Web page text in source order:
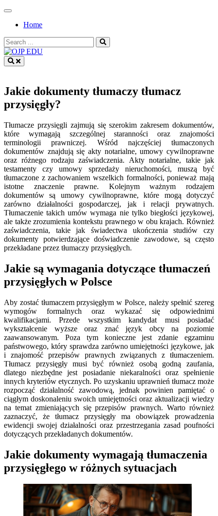
Skip
contentHome
Search
for:
Jakie dokumenty tłumaczy tłumacz
przysięgły?
Tłumacze przysięgli zajmują się szerokim zakresem dokumentów,
które wymagają szczególnej staranności oraz znajomości
terminologii prawniczej. Wśród najczęściej tłumaczonych
dokumentów znajdują się akty notarialne, umowy cywilnoprawne
oraz różnego rodzaju zaświadczenia. Akty notarialne, takie jak
testamenty czy umowy sprzedaży nieruchomości, muszą być
tłumaczone z zachowaniem wszelkich formalności, ponieważ mają
istotne znaczenie prawne. Kolejnym ważnym rodzajem
dokumentów są umowy cywilnoprawne, które mogą dotyczyć
zarówno działalności gospodarczej, jak i relacji prywatnych.
Tłumaczenie takich umów wymaga nie tylko biegłości językowej,
ale także zrozumienia kontekstu prawnego w obu krajach. Również
zaświadczenia, takie jak świadectwa ukończenia studiów czy
dokumenty potwierdzające doświadczenie zawodowe, są często
przekładane przez tłumaczy przysięgłych.
Jakie są wymagania dotyczące tłumaczeń
przysięgłych w Polsce
Aby zostać tłumaczem przysięgłym w Polsce, należy spełnić szereg
wymogów formalnych oraz wykazać się odpowiednimi
kwalifikacjami. Przede wszystkim kandydat musi posiadać
wykształcenie wyższe oraz znać język obcy na poziomie
zaawansowanym. Poza tym konieczne jest zdanie egzaminu
państwowego, który sprawdza zarówno umiejętności językowe, jak
i znajomość przepisów prawnych związanych z tłumaczeniem.
Tłumacz przysięgły musi być również osobą godną zaufania,
dlatego niezbędne jest posiadanie niekaralności oraz spełnienie
innych kryteriów etycznych. Po uzyskaniu uprawnień tłumacz może
rozpocząć działalność zawodową, jednak powinien pamiętać o
ciągłym doskonaleniu swoich umiejętności oraz aktualizacji wiedzy
na temat zmieniających się przepisów prawnych. Warto również
zaznaczyć, że tłumacz przysięgły ma obowiązek prowadzenia
ewidencji swojej działalności oraz przestrzegania zasad poufności
dotyczących przekładanych dokumentów.
Jakie dokumenty wymagają tłumaczenia
przysięgłego w różnych sytuacjach